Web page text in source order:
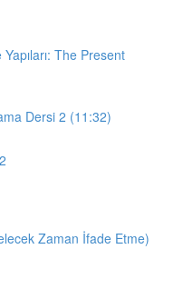
The Present
Dersi 2 (11:32)
Zaman İfade Etme)